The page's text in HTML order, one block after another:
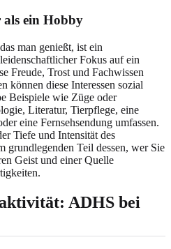
als ein Hobby
man genießt, ist ein
Fokus auf ein
Freude, Trost und Fachwissen
können diese Interessen sozial
Beispiele wie Züge oder
Literatur, Tierpflege, eine
eine Fernsehsendung umfassen.
Tiefe und Intensität des
grundlegenden Teil dessen, wer Sie
Geist und einer Quelle
ADHS bei